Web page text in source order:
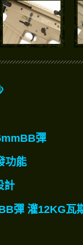
彈
功能
計
彈 灌12KG瓦